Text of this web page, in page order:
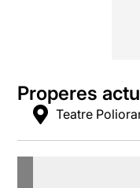
Properes
Teatre